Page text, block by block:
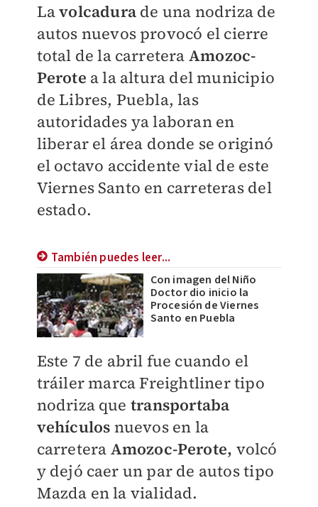
Lavolcadura de una nodriza de
autos nuevos provocó el cierre
total de la carretera Amozoc-
Perote a la altura del municipio
de Libres, Puebla, las
autoridades ya laboran en
liberar el área donde se originó
el octavo accidente vial de este
Viernes Santo en carreteras del
estado.
También puedes leer...
Con imagen del Niño
Doctor dio inicio la
Procesión de Viernes
Santo en Puebla
Este 7 de abril fue cuando el
tráiler marca Freightliner tipo
nodriza que transportaba
vehículos nuevos en la
carretera Amozoc-Perote, volcó
y dejó caer un par de autos tipo
Mazda en la vialidad.